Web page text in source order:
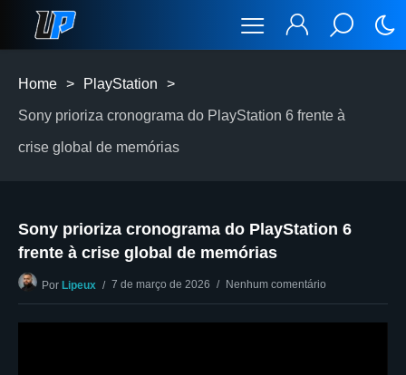
Home > PlayStation >
Sony prioriza cronograma do PlayStation 6 frente à
crise global de memórias
Sony prioriza cronograma do PlayStation 6
frente à crise global de memórias
Por Lipeux 7 de março de 2026 Nenhum comentário